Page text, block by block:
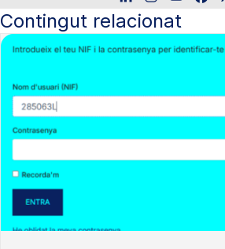
Contingut relacionat